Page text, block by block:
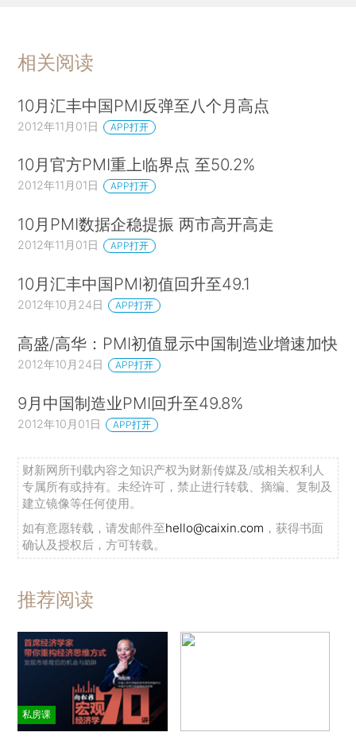
相关阅读
10月汇丰中国PMI反弹至八个月高点
2012年11月01日 APP打开
10月官方PMI重上临界点 至50.2%
2012年11月01日 APP打开
10月PMI数据企稳提振 两市高开高走
2012年11月01日 APP打开
10月汇丰中国PMI初值回升至49.1
2012年10月24日 APP打开
高盛/高华：PMI初值显示中国制造业增速加快
2012年10月24日 APP打开
9月中国制造业PMI回升至49.8%
2012年10月01日 APP打开
财新网所刊载内容之知识产权为财新传媒及/或相关权利人
专属所有或持有。未经许可，禁止进行转载、摘编、复制及
建立镜像等任何使用。
如有意愿转载，请发邮件至hello@caixin.com ，获得书面
确认及授权后，方可转载。
推荐阅读
私房课